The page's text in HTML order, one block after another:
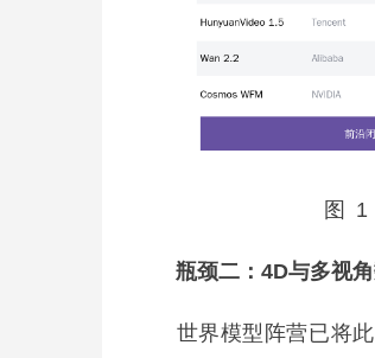
图 1 ·
瓶颈二：4D与多视角
世界模型阵营已将此